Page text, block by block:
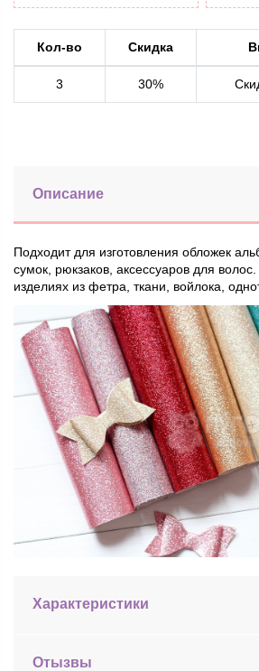
Кол-во Скидка
3 30%
Описание
Подходит для изготовления обложек
сумок, рюкзаков, аксессуаров для
изделиях из фетра, ткани, войлока,
Характеристики
Отызвы